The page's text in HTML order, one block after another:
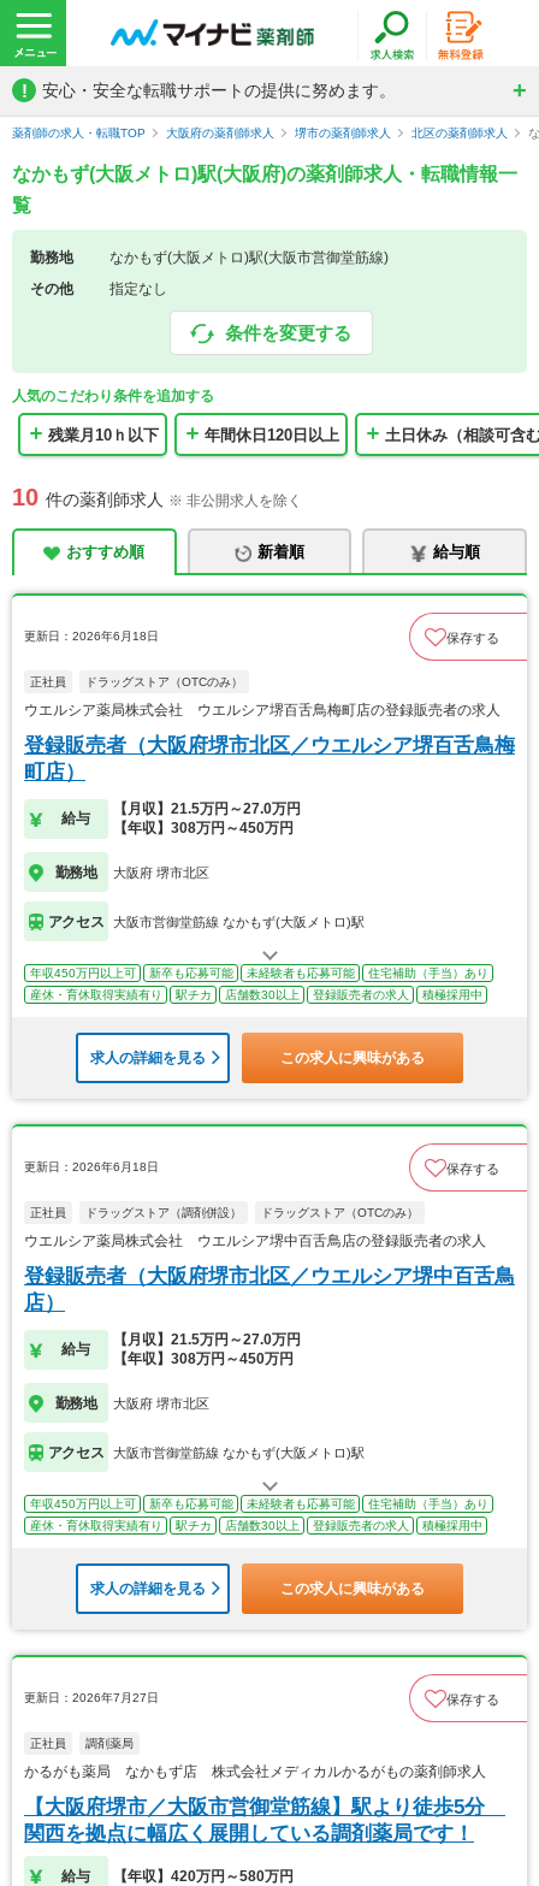
! 安心・安全な転職サポートの提供に努めます。
薬剤師の求人・転職TOP 大阪府の薬剤師求人 堺市の薬剤師求人 北区の薬剤師求人
なかもず(大阪メトロ)駅(大阪府)の薬剤師求人・転職情報一
覧
勤務地
なかもず(大阪メトロ)駅(大阪市営御堂筋線)
その他
指定なし
条件を変更する
人気のこだわり条件を追加する
残業月10ｈ以下 年間休日120日以上 土日休み（相談可含
10 件の薬剤師求人 ※ 非公開求人を除く
おすすめ順 新着順 給与順
更新日：2026年6月18日 保存する
正社員 ドラッグストア（OTCのみ）
ウエルシア薬局株式会社 ウエルシア堺百舌鳥梅町店の登録販売者の求人
登録販売者（大阪府堺市北区／ウエルシア堺百舌鳥梅
町店）
給与
【月収】21.5万円～27.0万円
【年収】308万円～450万円
勤務地 大阪府 堺市北区
アクセス 大阪市営御堂筋線 なかもず(大阪メトロ)駅
年収450万円以上可 新卒も応募可能 未経験者も応募可能
住宅補助（手当）あり
産休・育休取得実績有り
駅チカ 店舗数30以上 登録販売者の求人 積極採用中
求人の詳細を見る この求人に興味がある
更新日：2026年6月18日 保存する
正社員 ドラッグストア（調剤併設） ドラッグストア（OTCのみ）
ウエルシア薬局株式会社 ウエルシア堺中百舌鳥店の登録販売者の求人
登録販売者（大阪府堺市北区／ウエルシア堺中百舌鳥
店）
給与
【月収】21.5万円～27.0万円
【年収】308万円～450万円
勤務地 大阪府 堺市北区
アクセス 大阪市営御堂筋線 なかもず(大阪メトロ)駅
年収450万円以上可 新卒も応募可能 未経験者も応募可能
住宅補助（手当）あり
産休・育休取得実績有り
駅チカ 店舗数30以上 登録販売者の求人 積極採用中
求人の詳細を見る この求人に興味がある
更新日：2026年7月27日 保存する
正社員 調剤薬局
かるがも薬局 なかもず店 株式会社メディカルかるがもの薬剤師求人
【大阪府堺市／大阪市営御堂筋線】駅より徒歩5分
関西を拠点に幅広く展開している調剤薬局です！
給与 【年収】420万円～580万円